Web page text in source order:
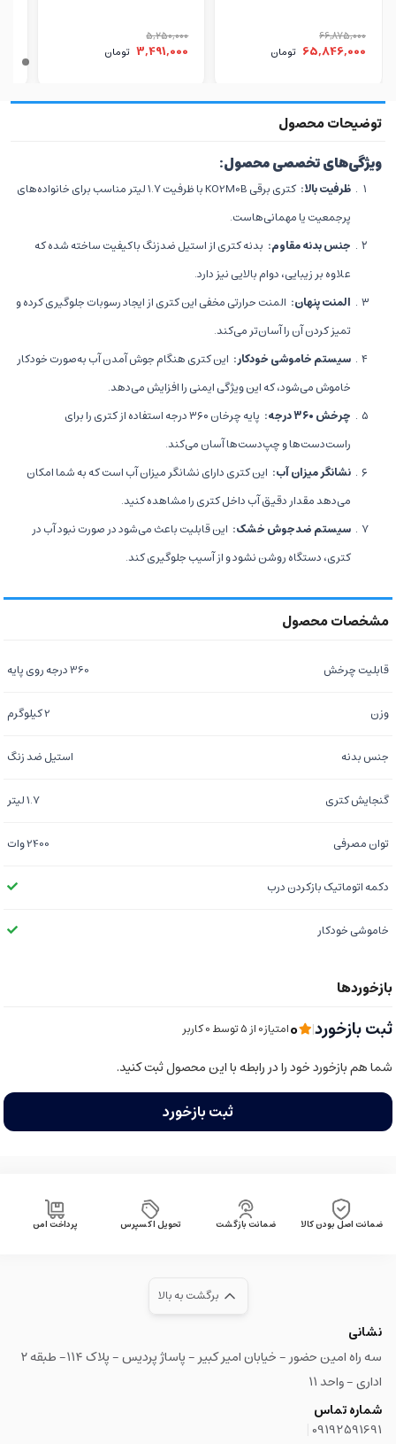
66,875,000
65,846,000 تومان
5,250,000
3,491,000 تومان
ویژگی‌های تخصصی محصول:
ظرفیت بالا:
کتری برقی KO2M0B با ظرفیت ۱.۷ لیتر مناسب برای خانواده‌های
پرجمعیت یا مهمانی‌هاست.
جنس بدنه مقاوم: بدنه کتری از استیل ضدزنگ باکیفیت ساخته شده که
علاوه بر زیبایی، دوام بالایی نیز دارد.
المنت پنهان: المنت حرارتی مخفی این کتری از ایجاد رسوبات جلوگیری کرده و
تمیز کردن آن را آسان‌تر می‌کند.
سیستم خاموشی خودکار: این کتری هنگام جوش آمدن آب به‌صورت خودکار
خاموش می‌شود، که این ویژگی ایمنی را افزایش می‌دهد.
چرخش ۳۶۰ درجه:
پایه چرخان ۳۶۰ درجه استفاده از کتری را برای
راست‌دست‌ها و چپ‌دست‌ها آسان می‌کند.
نشانگر میزان آب: این کتری دارای نشانگر میزان آب است که به شما امکان
می‌دهد مقدار دقیق آب داخل کتری را مشاهده کنید.
سیستم ضدجوش خشک: این قابلیت باعث می‌شود در صورت نبود آب در
کتری، دستگاه روشن نشود و از آسیب جلوگیری کند.
قابلیت چرخش 360 درجه روی پایه
وزن 2 کیلوگرم
جنس بدنه استیل ضد زنگ
گنجایش کتری 1.7 لیتر
توان مصرفی 2400 وات
دکمه اتوماتیک بازکردن درب
خاموشی خودکار
ثبت بازخورد|
0امتیاز0 از ۵ توسط 0 کاربر
شما هم بازخورد خود را در رابطه با این محصول ثبت کنید.
ثبت بازخورد
ضمانت اصل بودن کالا ضمانت بازگشت تحویل اکسپرس پرداخت امن
برگشت به بالا
نشانی
سه راه امین حضور - خیابان امیر کبیر - پاساژ پردیس - پلاک ۱۱۴- طبقه ۲
اداری - واحد ۱۱
شماره تماس
09192591691